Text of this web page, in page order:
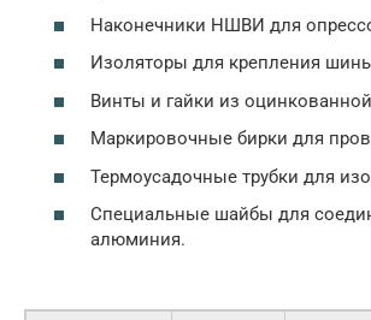
Наконечники НШВИ для
Изоляторы для крепления
Винты и гайки из
Маркировочные бирки для
Термоусадочные трубки для
Специальные шайбы для
алюминия.